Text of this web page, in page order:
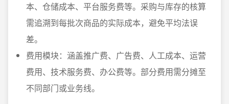
本、仓储成本、平台服务费等。采购与库存的核算
需追溯到每批次商品的实际成本，避免平均法误
差。
费用模块：涵盖推广费、广告费、人工成本、运营
费用、技术服务费、办公费等。部分费用需分摊至
不同部门或业务线。